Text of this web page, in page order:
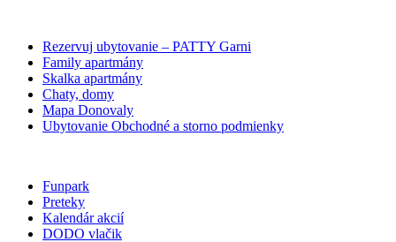
Rezervuj ubytovanie – PATTY Garni
Family apartmány
Skalka apartmány
Chaty, domy
Mapa Donovaly
Ubytovanie Obchodné a storno podmienky
Funpark
Preteky
Kalendár akcií
DODO vlačik